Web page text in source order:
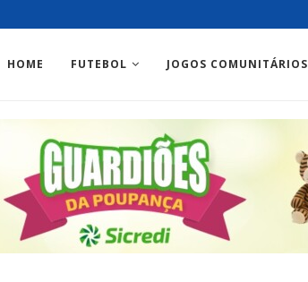
HOME FUTEBOL JOGOS COMUNITÁRIOS